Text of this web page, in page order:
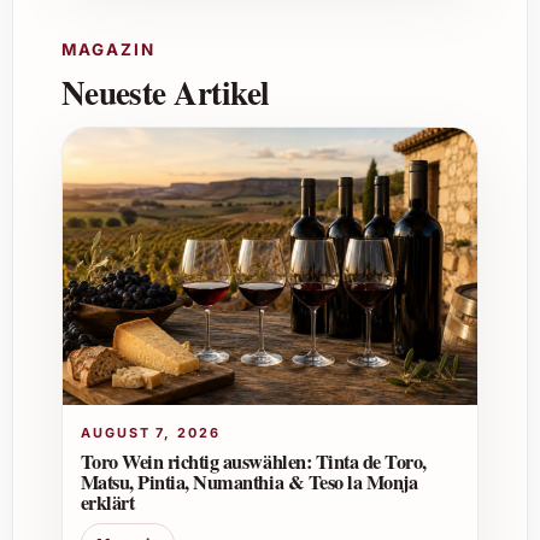
Ist der Wein vegan oder vegetarisch?
Der Burn Cottage Vineyard Pinot Noir 2020
wird in der Regel ohne tierische Hilfsmittel bei
der Klärung hergestellt, weshalb er für
Veganer geeignet ist. Es empfiehlt sich
jedoch, dies beim Händler nochmals zu
bestätigen.
Welche Weingläser empfehlen sich für
diesen Wein?
Noir ist ideal, da es die Aromen optimal zur
Geltung bringt und die Tannine sanft umspielt.
Warum lohnt es sich, den Burn Cottage
MAGAZIN
Neueste Artikel
AUGUST 7, 2026
Toro Wein richtig auswählen: Tinta de Toro,
Matsu, Pintia, Numanthia & Teso la Monja
erklärt